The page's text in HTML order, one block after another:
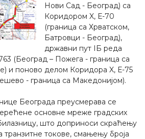
Нови Сад - Београд) са
Коридором X, Е-70
(граница са Хрватском,
Батровци - Београд),
државни пут IБ реда
(Београд – Пожега - граница са
и поново делом Коридора X, Е-75
- граница са Македонијом).
Београда преусмерава се
основне мреже градских
што доприноси скраћењу
транзитне токове, смањењу броја